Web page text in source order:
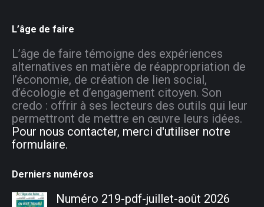
L’âge de faire
L’âge de faire témoigne des expériences
alternatives en matière de réappropriation de
l’économie, de création de lien social,
d’écologie et d’engagement citoyen. Son
credo : offrir à ses lecteurs des outils qui leur
permettront de mettre en œuvre leurs idées.
Pour nous contacter, merci d'utiliser notre
formulaire.
Derniers numéros
Numéro 219-pdf-juillet-août 2026